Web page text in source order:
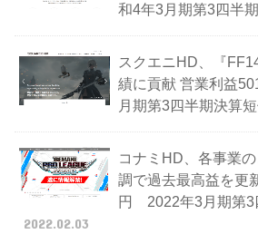
和4年3月期第3四半
スクエニHD、『
績に貢献 営業利益
月期第3四半期決算
コナミHD、各事業
調で過去最高益を更
円 2022年3月期第3
2022.02.03